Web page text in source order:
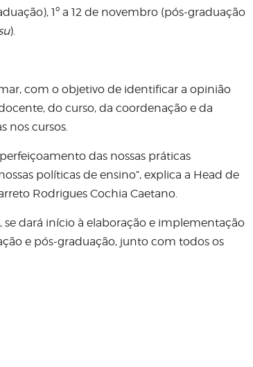
1º a 12 de novembro (pós-graduação
).
com o objetivo de identificar a opinião
do curso, da coordenação e da
nos cursos.
das nossas práticas
políticas de ensino”, explica a Head de
Rodrigues Cochia Caetano.
se dará início à elaboração e implementação
e pós-graduação, junto com todos os